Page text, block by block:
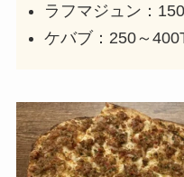
ラフマジュン：
ケバブ：250～